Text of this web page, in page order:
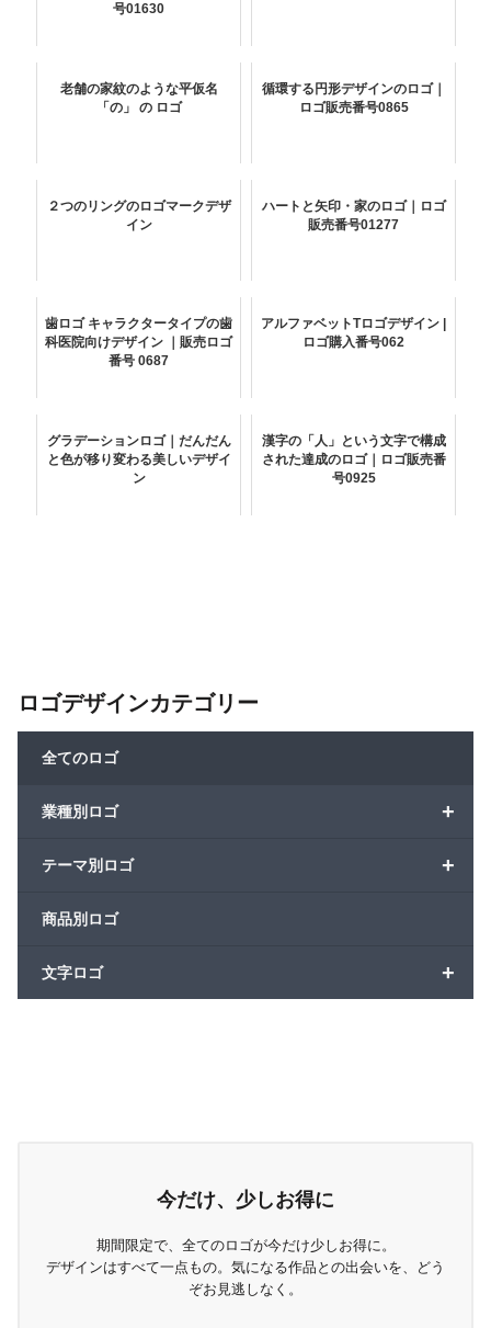
号01630
老舗の家紋のような平仮名
「の」 の ロゴ
循環する円形デザインのロゴ｜
ロゴ販売番号0865
２つのリングのロゴマークデザ
イン
ハートと矢印・家のロゴ｜ロゴ
販売番号01277
歯ロゴ キャラクタータイプの歯
科医院向けデザイン ｜販売ロゴ
番号 0687
アルファベットTロゴデザイン |
ロゴ購入番号062
グラデーションロゴ｜だんだん
と色が移り変わる美しいデザイ
ン
漢字の「人」という文字で構成
された達成のロゴ｜ロゴ販売番
号0925
ロゴデザインカテゴリー
全てのロゴ
+
業種別ロゴ
+
テーマ別ロゴ
商品別ロゴ
+
文字ロゴ
今だけ、少しお得に
期間限定で、全てのロゴが今だけ少しお得に。
デザインはすべて一点もの。気になる作品との出会いを、どう
ぞお見逃しなく。